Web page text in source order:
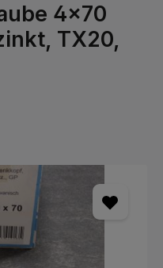
4x70
TX20,